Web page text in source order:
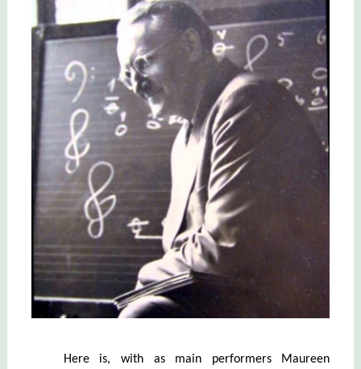
Here is, with as main performers Maureen